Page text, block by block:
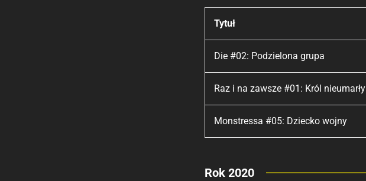
Tytuł
Die #02: Podzielona grupa
Raz i na zawsze #01: Król nieumarły
Monstressa #05: Dziecko wojny
Rok 2020